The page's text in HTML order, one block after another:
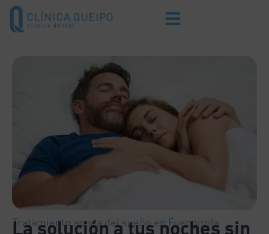
Tratamiento apnea del sueño en Fuengirola
La solución a tus noches sin